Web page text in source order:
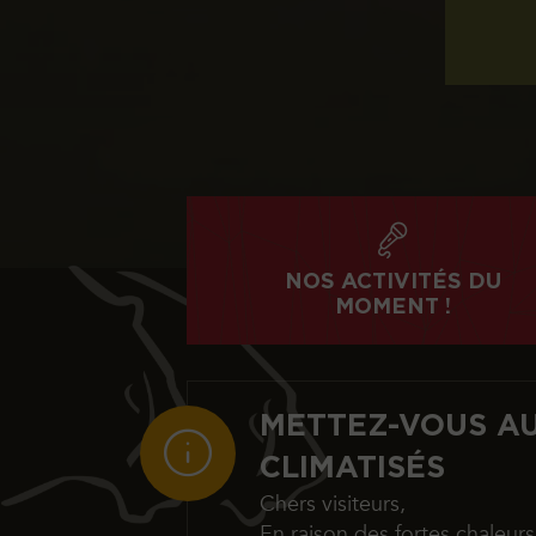
NOS ACTIVITÉS DU
MOMENT !
METTEZ-VOUS
CLIMATISÉS
Chers visiteurs,